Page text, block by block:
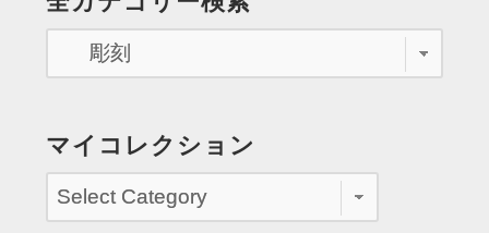
聖
と
な
り
マイコレクション